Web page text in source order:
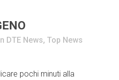
DTE News, Top News
pochi minuti alla